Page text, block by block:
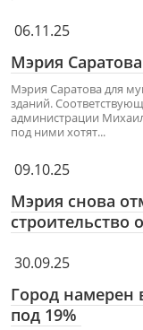
06.11.25
Мэрия
Мэрия Саратова для
зданий.
администрации
под ними хотят...
09.10.25
Мэрия снова
строительство
30.09.25
Город намерен
под 19%